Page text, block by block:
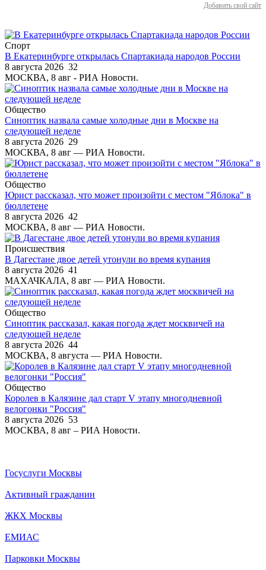
Добавить свой сайт
Спорт
В Екатеринбурге открылась Спартакиада народов России
8 августа 2026 32
МОСКВА, 8 авг - РИА Новости.
Общество
Синоптик назвала самые холодные дни в Москве на
следующей неделе
8 августа 2026 29
МОСКВА, 8 авг — РИА Новости.
Общество
Юрист рассказал, что может произойти с местом "Яблока" в
бюллетене
8 августа 2026 42
МОСКВА, 8 авг — РИА Новости.
Происшествия
В Дагестане двое детей утонули во время купания
8 августа 2026 41
МАХАЧКАЛА, 8 авг — РИА Новости.
Общество
Синоптик рассказал, какая погода ждет москвичей на
следующей неделе
8 августа 2026 44
МОСКВА, 8 августа — РИА Новости.
Общество
Королев в Калязине дал старт V этапу многодневной
велогонки "Россия"
8 августа 2026 53
МОСКВА, 8 авг – РИА Новости.
Госуслуги Москвы
Активный гражданин
ЖКХ Москвы
ЕМИАС
Парковки Москвы